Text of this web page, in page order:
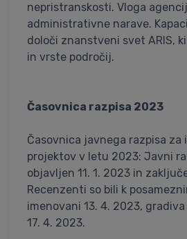
nepristranskosti. Vloga
administrativne narave.
določi znanstveni svet ARIS,
in vrste področij.
Časovnica razpisa 2023
Časovnica javnega razpisa za
projektov v letu 2023: Javni
objavljen 11. 1. 2023 in
Recenzenti so bili k
imenovani 13. 4. 2023,
17. 4. 2023.